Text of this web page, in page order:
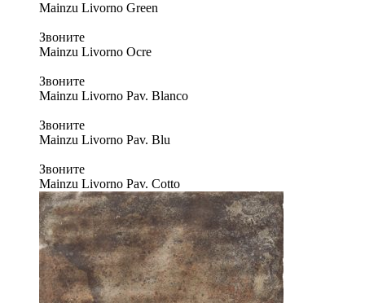
Mainzu Livorno Green
Звоните
Mainzu Livorno Ocre
Звоните
Mainzu Livorno Pav. Blanco
Звоните
Mainzu Livorno Pav. Blu
Звоните
Mainzu Livorno Pav. Cotto